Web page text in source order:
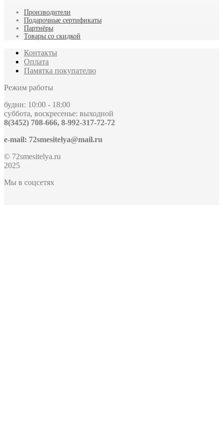
Производители
Подарочные сертификаты
Партнёры
Товары со скидкой
Контакты
Оплата
Памятка покупателю
Режим работы
будни: 10:00 - 18:00
суббота, воскресенье: выходной
8(3452) 708-666, 8-992-317-72-72
e-mail: 72smesitelya@mail.ru
© 72smesitelya.ru
2025
Мы в соцсетях